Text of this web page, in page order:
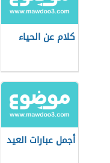
كلام عن الحياء
أجمل عبارات العيد